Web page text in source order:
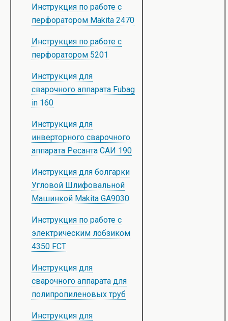
Инструкция по работе с
перфоратором Makita 2470
Инструкция по работе с
перфоратором 5201
Инструкция для
сварочного аппарата Fubag
in 160
Инструкция для
инверторного сварочного
аппарата Ресанта САИ 190
Инструкция для болгарки
Угловой Шлифовальной
Машинкой Makita GA9030
Инструкция по работе с
электрическим лобзиком
4350 FCT
Инструкция для
сварочного аппарата для
полипропиленовых труб
Инструкция для